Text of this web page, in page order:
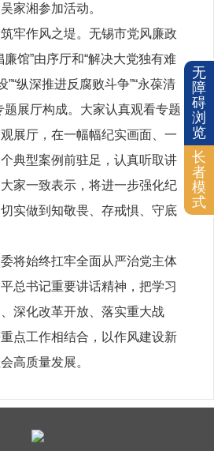
家湘参加活动。
牢作风之堤。无锡市党风廉政
馆”由序厅和“解决大党独有难
”“纵深推进反腐败斗争”“永葆清
题展厅构成。大家认真观看专题
展厅，在一幅幅纪实画面、一
典型案例前驻足，认真听取讲
家一致表示，将进一步强化纪
实做到知敬畏、存戒惧、守底
将始终扛牢全面从严治党主体
总书记重要讲话精神，把学习
深化改革开放、落实重大战
点工作相结合，以作风建设新
高质量发展。
无
障
碍
浏
览
长
者
模
式